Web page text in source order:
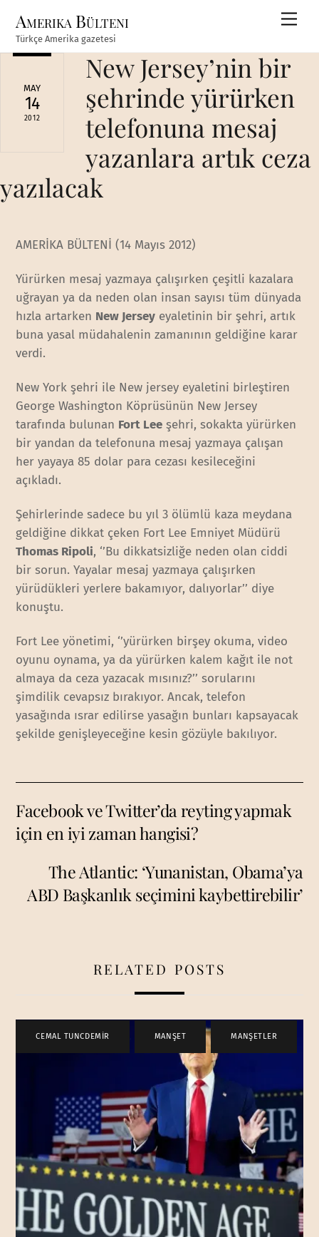
content
Amerika Bülteni
Türkçe Amerika gazetesi
MAY
14
2012
New Jersey’nin bir
şehrinde yürürken
telefonuna mesaj
yazanlara artık ceza
yazılacak
AMERİKA BÜLTENİ (14 Mayıs 2012)
Yürürken mesaj yazmaya çalışırken çeşitli kazalara
uğrayan ya da neden olan insan sayısı tüm dünyada
hızla artarken New Jersey eyaletinin bir şehri, artık
buna yasal müdahalenin zamanının geldiğine karar
verdi.
New York şehri ile New jersey eyaletini birleştiren
George Washington Köprüsünün New Jersey
tarafında bulunan Fort Lee şehri, sokakta yürürken
bir yandan da telefonuna mesaj yazmaya çalışan
her yayaya 85 dolar para cezası kesileceğini
açıkladı.
Şehirlerinde sadece bu yıl 3 ölümlü kaza meydana
geldiğine dikkat çeken Fort Lee Emniyet Müdürü
Thomas Ripoli, ‘’Bu dikkatsizliğe neden olan ciddi
bir sorun. Yayalar mesaj yazmaya çalışırken
yürüdükleri yerlere bakamıyor, dalıyorlar’’ diye
konuştu.
Fort Lee yönetimi, ‘’yürürken birşey okuma, video
oyunu oynama, ya da yürürken kalem kağıt ile not
almaya da ceza yazacak mısınız?’’ sorularını
şimdilik cevapsız bırakıyor. Ancak, telefon
yasağında ısrar edilirse yasağın bunları kapsayacak
şekilde genişleyeceğine kesin gözüyle bakılıyor.
Facebook ve Twitter’da reyting yapmak
için en iyi zaman hangisi?
The Atlantic: ‘Yunanistan, Obama’ya
ABD Başkanlık seçimini kaybettirebilir’
RELATED POSTS
CEMAL TUNCDEMİR MANŞET , MANŞETLER